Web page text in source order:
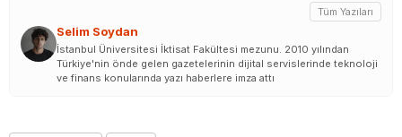
Selim Soydan
Tüm Yazıları
İstanbul Üniversitesi İktisat Fakültesi mezunu. 2010 yılından
Türkiye'nin önde gelen gazetelerinin dijital servislerinde teknoloji
ve finans konularında yazı haberlere imza attı